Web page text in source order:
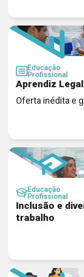
Educação
Profissional
Aprendiz
Oferta inédita e
Educação
Profissional
Inclusão e
trabalho